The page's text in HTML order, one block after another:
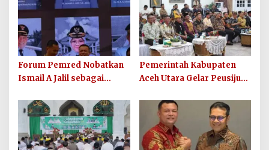
Imum Gampong
Forum Pemred Nobatkan
Ismail A Jalil sebagai
Komunikasi dan Informasi
Publik
Pemerintah Kabupaten
Aceh Utara Gelar Peusijuek
Dandim 0103/AUT